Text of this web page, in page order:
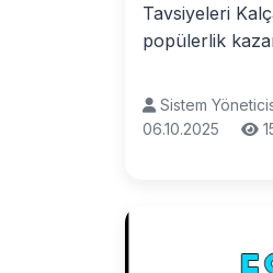
Tavsiyeleri
popülerlik
Sistem
06.10.2025